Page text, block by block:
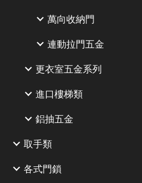
萬向收納門
連動拉門五金
更衣室五金系列
進口樓梯類
鋁抽五金
取手類
各式門鎖